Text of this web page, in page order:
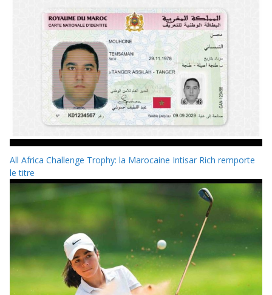
All Africa Challenge Trophy: la Marocaine Intisar Rich remporte
le titre